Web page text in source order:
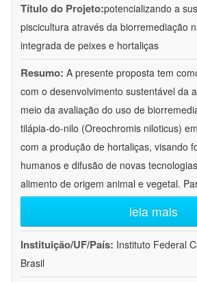
Título do Projeto:potencializando a
piscicultura através da biorremediação
integrada de peixes e hortaliças
Resumo: A presente proposta tem
com o desenvolvimento sustentável da
meio da avaliação do uso de
tilápia-do-nilo (Oreochromis niloticus)
com a produção de hortaliças, visando
humanos e difusão de novas
alimento de origem animal e vegetal.
leia mais
Instituição/UF/País: Instituto Federal
Brasil